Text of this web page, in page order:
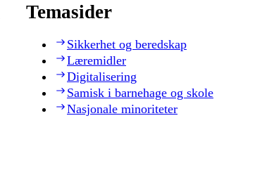
Temasider
Sikkerhet og beredskap
Læremidler
Digitalisering
Samisk i barnehage og skole
Nasjonale minoriteter